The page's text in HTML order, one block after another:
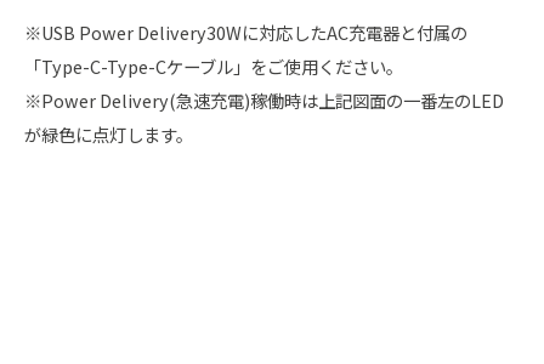
※USB Power Delivery30Wに対応したAC充電器と付属の
「Type-C-Type-Cケーブル」をご使用ください。
※Power Delivery(急速充電)稼働時は上記図面の一番左のLED
が緑色に点灯します。